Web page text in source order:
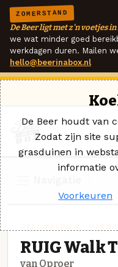
ZOMERSTAND
De Beer ligt met z'n voetjes in
we wat minder goed
werkdagen duren. Mailen
hello@beerinabox.nl
RUIG Walk
van Oproer
De Beer houdt van
Zodat zijn site
grasduinen in
informatie
Voorkeuren